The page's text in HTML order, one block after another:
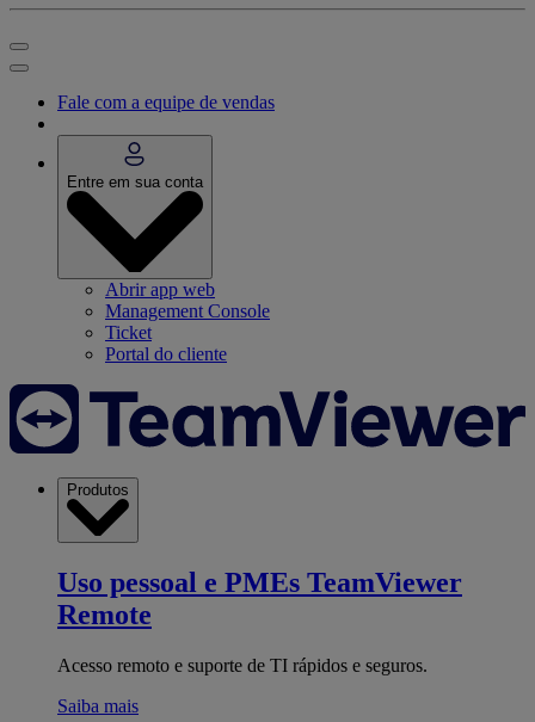
Fale com a equipe de vendas
Entre em sua conta
Abrir app web
Management Console
Ticket
Portal do cliente
Produtos
Uso pessoal e PMEs TeamViewer
Remote
Acesso remoto e suporte de TI rápidos e seguros.
Saiba mais